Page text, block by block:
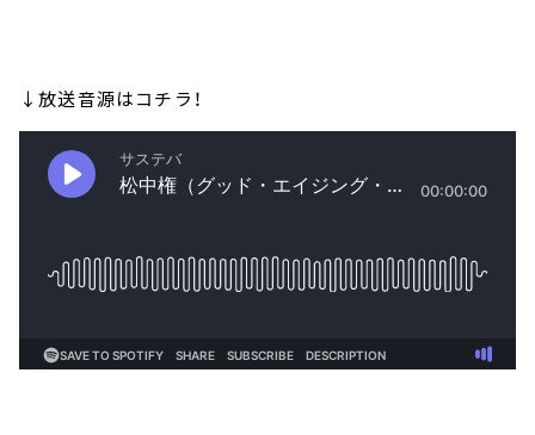
↓放送音源はコチラ！